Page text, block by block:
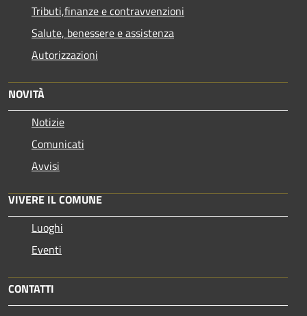
Tributi,finanze e contravvenzioni
Salute, benessere e assistenza
Autorizzazioni
NOVITÀ
Notizie
Comunicati
Avvisi
VIVERE IL COMUNE
Luoghi
Eventi
CONTATTI